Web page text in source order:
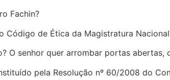
Fachin?
Código de Ética da Magistratura
O senhor quer arrombar portas abertas,
pela Resolução nº 60/2008 do